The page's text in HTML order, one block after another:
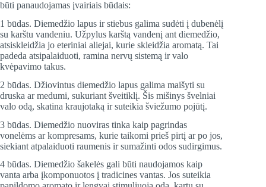
būti panaudojamas įvairiais būdais:
1 būdas. Diemedžio lapus ir stiebus galima sudėti į dubenėlį
su karštu vandeniu. Užpylus karštą vandenį ant diemedžio,
atsiskleidžia jo eteriniai aliejai, kurie skleidžia aromatą. Tai
padeda atsipalaiduoti, ramina nervų sistemą ir valo
kvėpavimo takus.
2 būdas. Džiovintus diemedžio lapus galima maišyti su
druska ar medumi, sukuriant šveitiklį. Šis mišinys švelniai
valo odą, skatina kraujotaką ir suteikia šviežumo pojūtį.
3 būdas. Diemedžio nuoviras tinka kaip pagrindas
vonelėms ar kompresams, kurie taikomi prieš pirtį ar po jos,
siekiant atpalaiduoti raumenis ir sumažinti odos sudirgimus.
4 būdas. Diemedžio šakelės gali būti naudojamos kaip
vanta arba įkomponuotos į tradicines vantas. Jos suteikia